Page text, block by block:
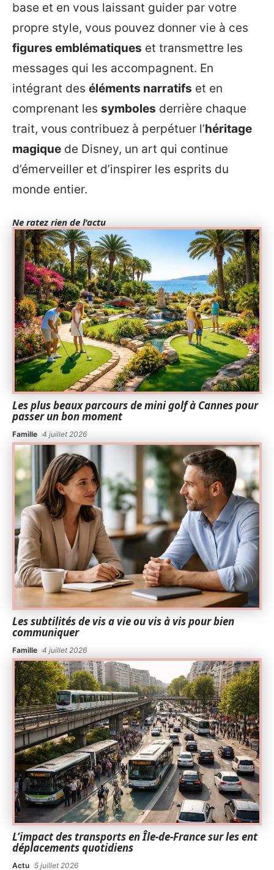
base et en vous laissant guider par votre
propre style, vous pouvez donner vie à ces
figures emblématiques et transmettre les
messages qui les accompagnent. En
intégrant des éléments narratifs et en
comprenant les symboles derrière chaque
trait, vous contribuez à perpétuer l’héritage
magique de Disney, un art qui continue
d’émerveiller et d’inspirer les esprits du
monde entier.
Ne ratez rien de l'actu
Les plus beaux parcours de mini golf à Cannes pour
passer un bon moment
Famille 4 juillet 2026
Les subtilités de vis a vie ou vis à vis pour bien
communiquer
Famille 4 juillet 2026
L’impact des transports en Île-de-France sur les ent
déplacements quotidiens
Actu 5 juillet 2026